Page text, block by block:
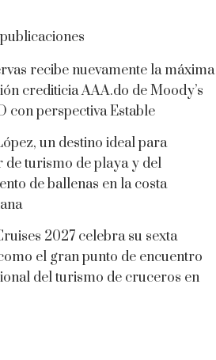
recibe nuevamente la máxima
crediticia AAA.do de Moody’s
con perspectiva Estable
un destino ideal para
de turismo de playa y del
de ballenas en la costa
2027 celebra su sexta
el gran punto de encuentro
del turismo de cruceros en